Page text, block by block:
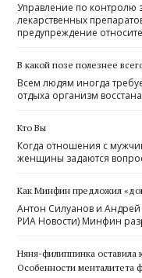
Управление по контролю
лекарственных
предупреждение
В какой позе полезнее
Всем людям иногда
отдыха организм
Кто Вы
Когда отношения с
женщины задаются
Как Минфин предложил
Антон Силуанов и
РИА Новости) Минфин
Няня-филиппинка оставила
Особенности менталитета